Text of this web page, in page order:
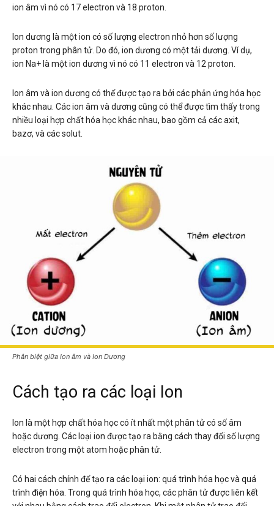
ion âm vì nó có 17 electron và 18 proton.
Ion dương là một ion có số lượng electron nhỏ hơn số lượng
proton trong phân tử. Do đó, ion dương có một tải dương. Ví dụ,
ion Na+ là một ion dương vì nó có 11 electron và 12 proton.
Ion âm và ion dương có thể được tạo ra bởi các phản ứng hóa học
khác nhau. Các ion âm và dương cũng có thể được tìm thấy trong
nhiều loại hợp chất hóa học khác nhau, bao gồm cả các axit,
bazơ, và các solut.
Phân biệt giữa Ion âm và Ion Dương
Cách tạo ra các loại Ion
Ion là một hợp chất hóa học có ít nhất một phân tử có số âm
hoặc dương. Các loại ion được tạo ra bằng cách thay đổi số lượng
electron trong một atom hoặc phân tử.
Có hai cách chính để tạo ra các loại ion: quá trình hóa học và quá
trình điện hóa. Trong quá trình hóa học, các phân tử được liên kết